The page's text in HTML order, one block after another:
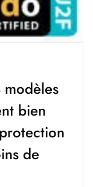
bien
de